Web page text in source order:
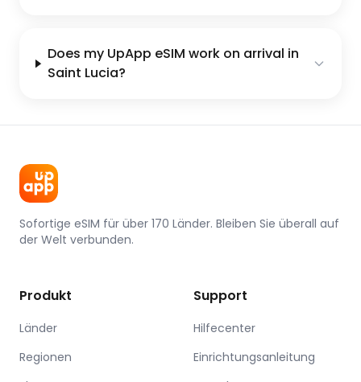
Does my UpApp eSIM work on arrival in
Saint Lucia?
Sofortige eSIM für über 170 Länder. Bleiben Sie überall auf
der Welt verbunden.
Produkt
Länder
Regionen
Support
Hilfecenter
Einrichtungsanleitung